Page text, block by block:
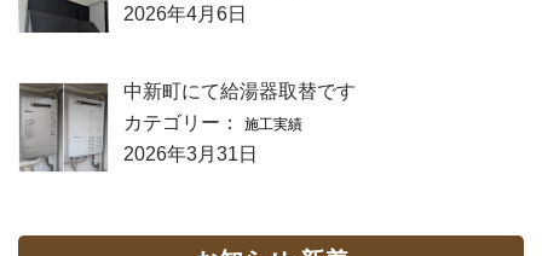
2026年4月6日
中新町にて給湯器取替です
カテゴリー：
施工実績
2026年3月31日